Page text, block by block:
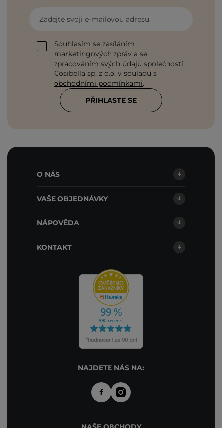
Zadejte svoji e-mailovou adresu
Souhlasím se zasíláním
marketingových zpráv a se
zpracováním svých údajů společností
Cosibella sp. z o.o. v souladu s
obchodními podmínkami.
PŘIHLASTE SE
O NÁS
VAŠE OBJEDNÁVKY
NÁPOVĚDA
KONTAKT
NAJDETE NÁS NA: